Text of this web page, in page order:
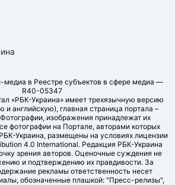
медиа в Реестре субъектов в сфере медиа —
R40-05347
«РБК-Украина» имеет трехязычную версию
и английскую), главная страница портала –
изображения принадлежат их
фотографии на Портале, авторами которых
Украина, размещены на условиях лицензии
4.0 International. Редакция РБК-Украина
зрения авторов. Оценочные суждения не
и подтверждению их правдивости. За
рекламы ответственность несет
обозначенные плашкой: "Пресс-релизы",